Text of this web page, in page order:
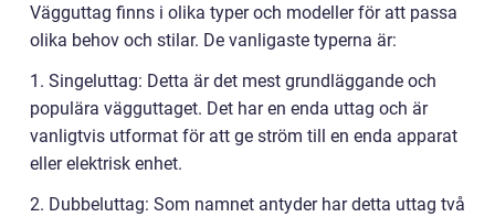
Vägguttag finns i olika typer och modeller för att passa
olika behov och stilar. De vanligaste typerna är:
1. Singeluttag: Detta är det mest grundläggande och
populära vägguttaget. Det har en enda uttag och är
vanligtvis utformat för att ge ström till en enda apparat
eller elektrisk enhet.
2. Dubbeluttag: Som namnet antyder har detta uttag två